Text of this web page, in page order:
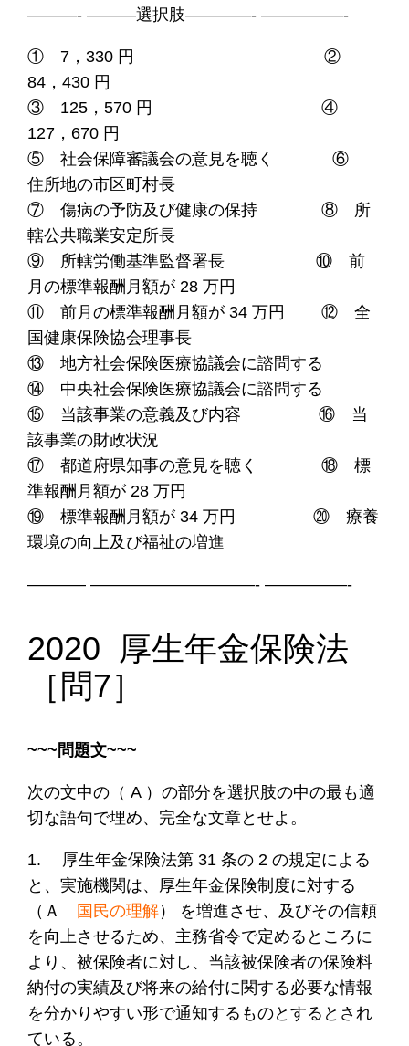
———- ———選択肢————- —————-
① 7，330 円 ②
84，430 円
③ 125，570 円 ④
127，670 円
⑤ 社会保障審議会の意見を聴く ⑥
住所地の市区町村長
⑦ 傷病の予防及び健康の保持 ⑧ 所
轄公共職業安定所長
⑨ 所轄労働基準監督署長 ⑩ 前
月の標準報酬月額が 28 万円
⑪ 前月の標準報酬月額が 34 万円 ⑫ 全
国健康保険協会理事長
⑬ 地方社会保険医療協議会に諮問する
⑭ 中央社会保険医療協議会に諮問する
⑮ 当該事業の意義及び内容 ⑯ 当
該事業の財政状況
⑰ 都道府県知事の意見を聴く ⑱ 標
準報酬月額が 28 万円
⑲ 標準報酬月額が 34 万円 ⑳ 療養
環境の向上及び福祉の増進
———– ——————————- —————-
2020 厚生年金保険法
［問7］
~~~問題文~~~
次の文中の（ A ）の部分を選択肢の中の最も適
切な語句で埋め、完全な文章とせよ。
1. 厚生年金保険法第 31 条の 2 の規定による
と、実施機関は、厚生年金保険制度に対する
（Ａ
国 民の理解） を増進させ、及びその信頼
を向上させるため、主務省令で定めるところに
より、被保険者に対し、当該被保険者の保険料
納付の実績及び将来の給付に関する必要な情報
を分かりやすい形で通知するものとするとされ
ている。